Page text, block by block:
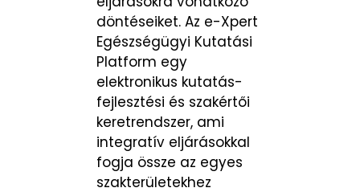
döntéseiket. Az e-Xpert
Egészségügyi Kutatási
Platform egy
elektronikus kutatás-
fejlesztési és szakértői
keretrendszer, ami
integratív eljárásokkal
fogja össze az egyes
szakterületekhez